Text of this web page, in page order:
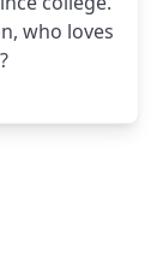
who loves